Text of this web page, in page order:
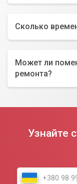
Сколько
Может ли
ремонта?
Узнайте